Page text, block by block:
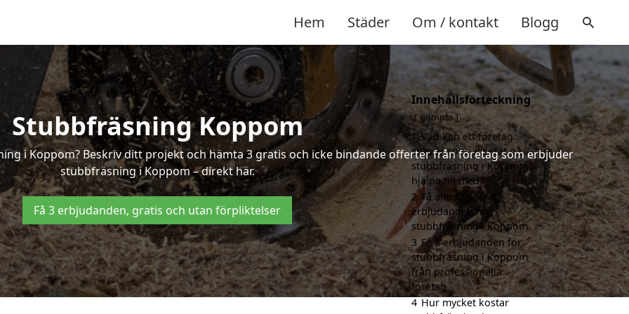
Hem Städer Om / kontakt Blogg
Stubbfräsning Koppom
i Koppom? Beskriv ditt projekt och hämta 3 gratis och icke bindande offerter från företag som erbjuder
stubbfräsning i Koppom – direkt här.
Få 3 erbjudanden, gratis och utan förpliktelser
Innehållsförteckning
gömma
1 Vad kan ett företag
som är specialiserat på
stubbfräsning i Koppom
hjälpa till med?
2 Få alltid minst 3
erbjudanden för
stubbfräsning i Koppom
3 Få 3 erbjudanden för
stubbfräsning i Koppom
från professionella
företag
4 Hur mycket kostar